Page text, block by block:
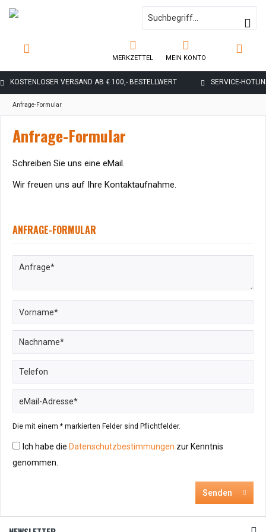
KOSTENLOSER VERSAND AB € 100,- BESTELLWERT SERVICE-
MERKZETTEL MEIN KONTO
Anfrage-Formular
Anfrage-Formular
Schreiben Sie uns eine eMail.
Wir freuen uns auf Ihre Kontaktaufnahme.
ANFRAGE-FORMULAR
Die mit einem * markierten Felder sind Pflichtfelder.
Ich habe die Datenschutzbestimmungen zur Kenntnis
genommen.
Senden